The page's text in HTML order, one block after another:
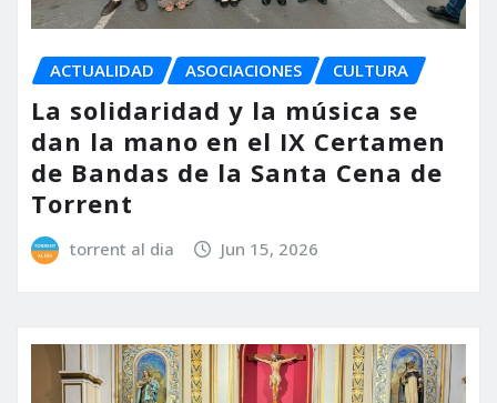
ACTUALIDAD ASOCIACIONES CULTURA
La solidaridad y la música se
dan la mano en el IX Certamen
de Bandas de la Santa Cena de
Torrent
torrent al dia Jun 15, 2026